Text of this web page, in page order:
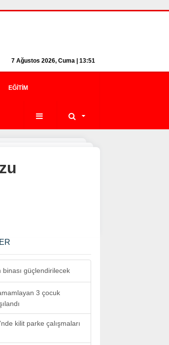
7 Ağustos 2026, Cuma | 13:51
EĞITIM
binası güçlendirilecek
3 çocuk
kilit parke çalışmaları